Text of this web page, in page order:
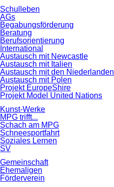
Schulleben
AGs
Begabungsförderung
Beratung
Berufsorientierung
International
Austausch mit Newcastle
Austausch mit Italien
Austausch mit den Niederlanden
Austausch mit Polen
Projekt EuropeShire
Projekt Model United Nations
Kunst-Werke
MPG trifft...
Schach am MPG
Schneesportfahrt
Soziales Lernen
SV
Gemeinschaft
Ehemaligen
Förderverein